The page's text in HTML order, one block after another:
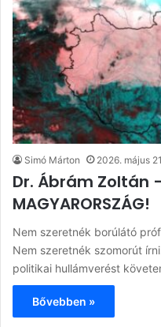
Simó Márton 2026. május
Dr. Ábrám Zoltán –
MAGYARORSZÁG!
Nem szeretnék borúlátó
Nem szeretnék szomorút
politikai hullámverést
Bővebben »